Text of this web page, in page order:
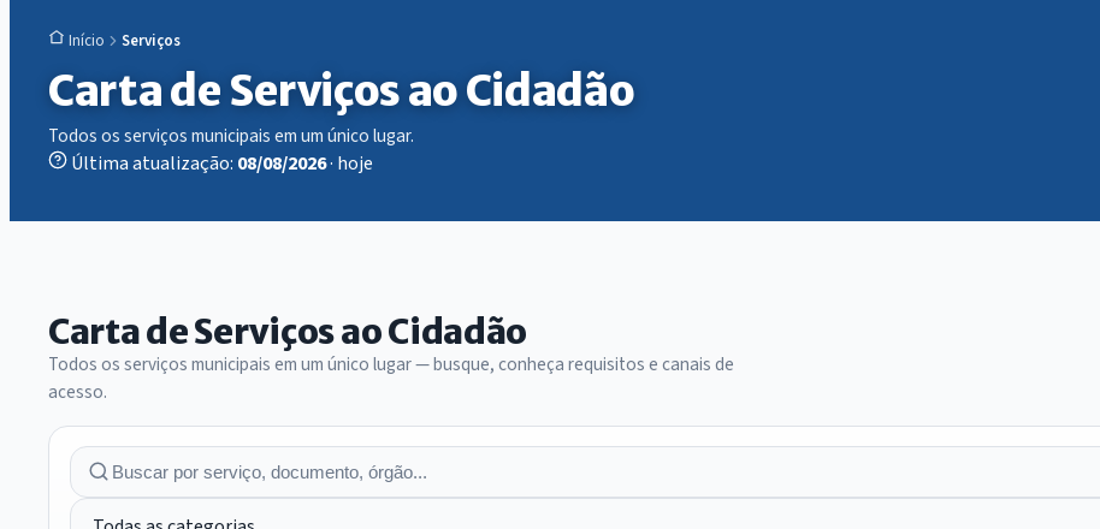
Início Serviços
Carta de Serviços ao Cidadão
Todos os serviços municipais em um único lugar.
Última atualização: 08/08/2026· hoje
Carta de Serviços ao Cidadão
Todos os serviços municipais em um único lugar — busque, conheça requisitos e canais de
acesso.